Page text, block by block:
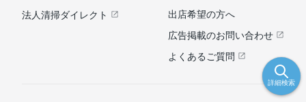
詳細検索
法人清掃ダイレクト
出店希望の方へ
広告掲載のお問い合わせ
よくあるご質問